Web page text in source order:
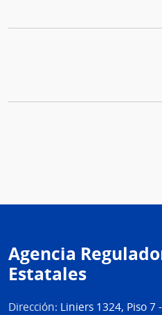
Agencia
Estatales
Dirección: Liniers 1324, Piso 7